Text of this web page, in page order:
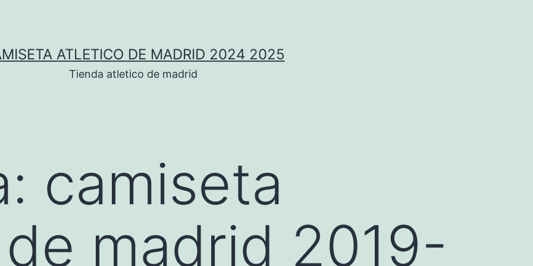
ATLETICO DE MADRID 2024 2025
Tienda atletico de madrid
camiseta
madrid 2019-